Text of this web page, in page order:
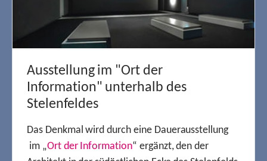
Ausstellung im "Ort der
Information" unterhalb des
Stelenfeldes
Das Denkmal wird durch eine Dauerausstellung
im „Ort der Information“ ergänzt, den der